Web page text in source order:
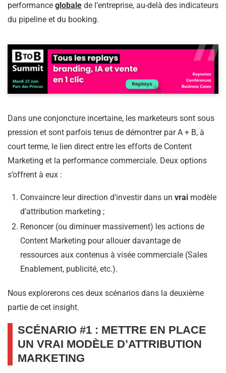
performance globale de l’entreprise, au-delà des indicateurs
du pipeline et du booking.
Dans une conjoncture incertaine, les marketeurs sont sous
pression et sont parfois tenus de démontrer par A + B, à
court terme, le lien direct entre les efforts de Content
Marketing et la performance commerciale. Deux options
s’offrent à eux :
Convaincre leur direction d’investir dans un vrai modèle
d’attribution marketing ;
Renoncer (ou diminuer massivement) les actions de
Content Marketing pour allouer davantage de
ressources aux contenus à visée commerciale (Sales
Enablement, publicité, etc.).
Nous explorerons ces deux scénarios dans la deuxième
partie de cet insight.
SCÉNARIO #1 : METTRE EN PLACE
UN VRAI MODÈLE D’ATTRIBUTION
MARKETING